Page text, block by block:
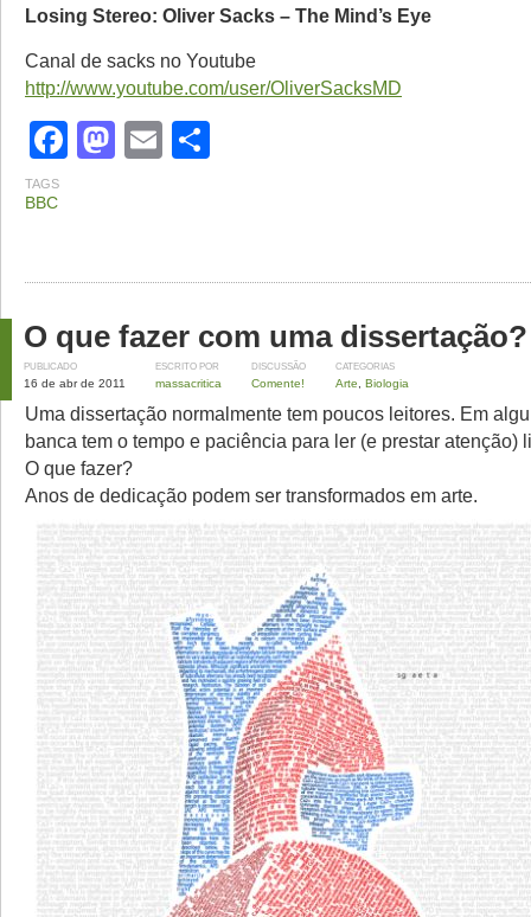
Losing Stereo: Oliver Sacks – The Mind’s Eye
Canal de sacks no Youtube
http://www.youtube.com/user/OliverSacksMD
Facebook
Mastodon
Email
TAGS
BBC
O que fazer com uma dissertação?
PUBLICADO
16 de abr de 2011
ESCRITO POR
massacritica
DISCUSSÃO
Comente!
CATEGORIAS
Arte Biologia
Uma dissertação normalmente tem poucos leitores. Em
banca tem o tempo e paciência para ler (e prestar atenção)
O que fazer?
Anos de dedicação podem ser transformados em arte.